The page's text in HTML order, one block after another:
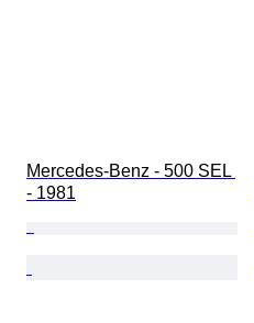
Mercedes-Benz - 500 SEL
- 1981